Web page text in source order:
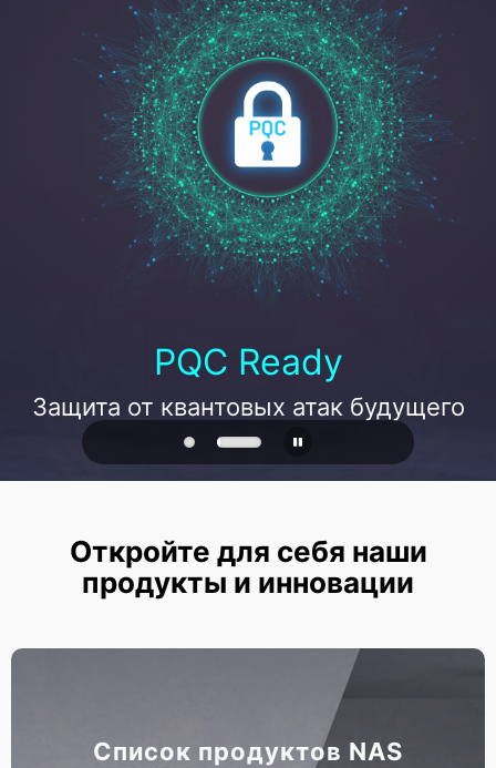
PQC Ready
Защита от квантовых атак будущего
Откройте для себя наши
продукты и инновации
Список продуктов NAS